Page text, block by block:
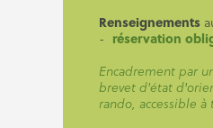
Renseignements
- réservation
Encadrement par
brevet d'état
rando, accessible à